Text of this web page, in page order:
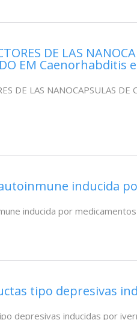
DE LAS
EM Caenorhabditis
DE LAS NANOCAPSULAS
inducida
inducida por medicamentos
tipo depresivas
depresivas inducidas por